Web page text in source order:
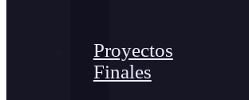
Proyectos
Finales